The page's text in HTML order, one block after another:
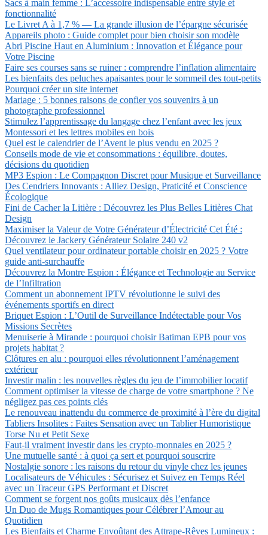
Sacs à main femme : L’accessoire indispensable entre style et
fonctionnalité
Le Livret A à 1,7 % — La grande illusion de l’épargne sécurisée
Appareils photo : Guide complet pour bien choisir son modèle
Abri Piscine Haut en Aluminium : Innovation et Élégance pour
Votre Piscine
Faire ses courses sans se ruiner : comprendre l’inflation alimentaire
Les bienfaits des peluches apaisantes pour le sommeil des tout-petits
Pourquoi créer un site internet
Mariage : 5 bonnes raisons de confier vos souvenirs à un
photographe professionnel
Stimulez l’apprentissage du langage chez l’enfant avec les jeux
Montessori et les lettres mobiles en bois
Quel est le calendrier de l’Avent le plus vendu en 2025 ?
Conseils mode de vie et consommations : équilibre, doutes,
décisions du quotidien
MP3 Espion : Le Compagnon Discret pour Musique et Surveillance
Des Cendriers Innovants : Alliez Design, Praticité et Conscience
Écologique
Fini de Cacher la Litière : Découvrez les Plus Belles Litières Chat
Design
Maximiser la Valeur de Votre Générateur d’Électricité Cet Été :
Découvrez le Jackery Générateur Solaire 240 v2
Quel ventilateur pour ordinateur portable choisir en 2025 ? Votre
guide anti-surchauffe
Découvrez la Montre Espion : Élégance et Technologie au Service
de l’Infiltration
Comment un abonnement IPTV révolutionne le suivi des
événements sportifs en direct
Briquet Espion : L’Outil de Surveillance Indétectable pour Vos
Missions Secrètes
Menuiserie à Mirande : pourquoi choisir Batiman EPB pour vos
projets habitat ?
Clôtures en alu : pourquoi elles révolutionnent l’aménagement
extérieur
Investir malin : les nouvelles règles du jeu de l’immobilier locatif
Comment optimiser la vitesse de charge de votre smartphone ? Ne
négligez pas ces points clés
Le renouveau inattendu du commerce de proximité à l’ère du digital
Tabliers Insolites : Faites Sensation avec un Tablier Humoristique
Torse Nu et Petit Sexe
Faut-il vraiment investir dans les crypto-monnaies en 2025 ?
Une mutuelle santé : à quoi ça sert et pourquoi souscrire
Nostalgie sonore : les raisons du retour du vinyle chez les jeunes
Localisateurs de Véhicules : Sécurisez et Suivez en Temps Réel
avec un Traceur GPS Performant et Discret
Comment se forgent nos goûts musicaux dès l’enfance
Un Duo de Mugs Romantiques pour Célébrer l’Amour au
Quotidien
Les Bienfaits et Charme Envoûtant des Attrape-Rêves Lumineux :